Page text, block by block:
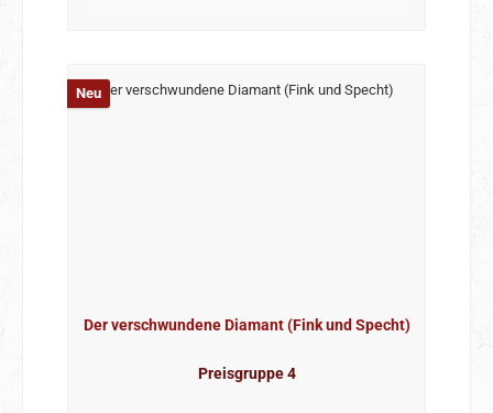
Neu
Der verschwundene Diamant (Fink und Specht)
Preisgruppe 4